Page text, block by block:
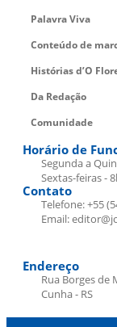
Palavra Viva
Conteúdo de
Histórias d’O
Da Redação
Comunidade
Horário de
Segunda a
Sextas-feiras -
Contato
Telefone: +55
Email:
Endereço
Rua Borges de
Cunha - RS